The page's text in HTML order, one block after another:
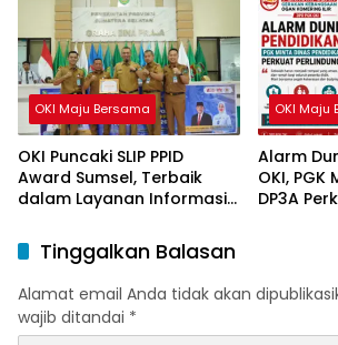
OKI Maju Bersama
OKI Puncaki SLIP PPID
Award Sumsel, Terbaik
dalam Layanan Informasi
OKI Maju
Alarm
OKI, PGK
DP3A
Tinggalkan Balasan
Alamat email Anda tidak akan
wajib ditandai *